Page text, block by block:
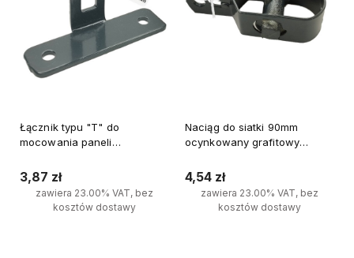
Łącznik typu "T" do
mocowania paneli
ocynkowany RAL7016
antracyt
3,87 zł
zawiera 23.00% VAT, bez
kosztów dostawy
Naciąg do siatki 90mm
ocynkowany grafitowy
4,54 zł
zawiera 23.00% VAT, bez
kosztów dostawy